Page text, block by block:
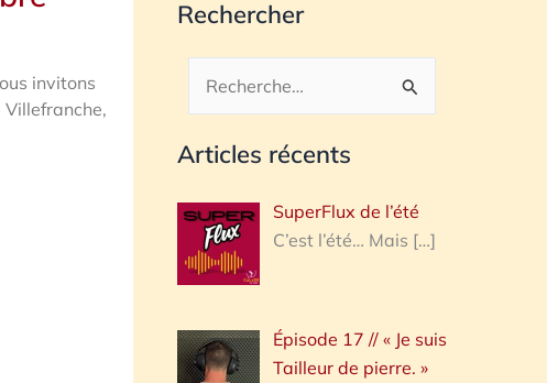
invitons
Villefranche,
Rechercher
Rechercher :
Articles récents
SuperFlux de l’été
C’est l’été… Mais […]
Épisode 17 // « Je suis
Tailleur de pierre. »